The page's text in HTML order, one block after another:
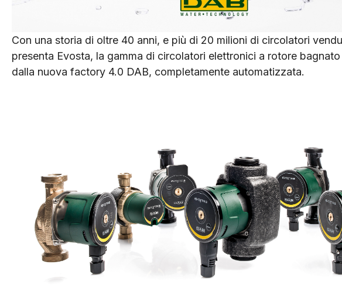
Con una storia di oltre 40 anni, e più di 20 milioni di circolatori
presenta Evosta, la gamma di circolatori elettronici a rotore
dalla nuova factory 4.0 DAB, completamente automatizzata.